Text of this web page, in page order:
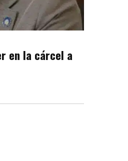
en la cárcel a